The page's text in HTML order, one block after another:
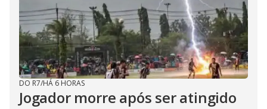
DO R7/HÁ 6 HORAS
Jogador morre após ser atingido